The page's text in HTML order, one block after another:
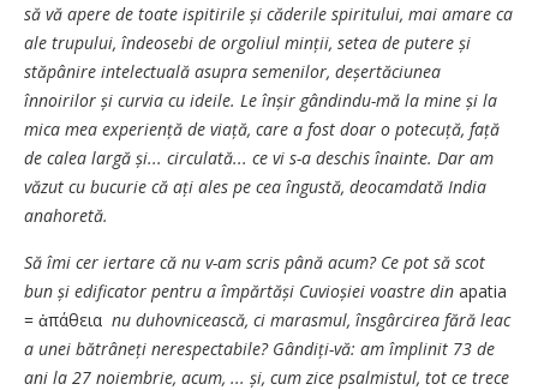
să vă apere de toate ispitirile și căderile spiritului, mai amare ca
ale trupului, îndeosebi de orgoliul minții, setea de putere și
stăpânire intelectuală asupra semenilor, deșertăciunea
înnoirilor și curvia cu ideile. Le înșir gândindu-mă la mine și la
mica mea experiență de viață, care a fost doar o potecuță, față
de calea largă și... circulată... ce vi s-a deschis înainte. Dar am
văzut cu bucurie că ați ales pe cea îngustă, deo­camdată India
anahoretă.
Să îmi cer iertare că nu v-am scris până acum? Ce pot să scot
bun și edificator pentru a împăr­tăși Cuvio­șiei voastre din apatia
= ἀπάθεια nu duhovnicească, ci marasmul, însgârcirea fără leac
a unei bătrâneți nerespectabile? Gândiți-vă: am împlinit 73 de
ani la 27 noiembrie, acum, ... și, cum zice psalmistul, tot ce trece